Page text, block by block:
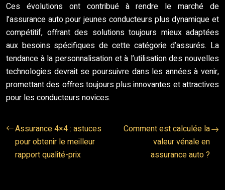
Ces évolutions ont contribué à rendre le marché de
l’assurance auto pour jeunes conducteurs plus dynamique et
compétitif, offrant des solutions toujours mieux adaptées
aux besoins spécifiques de cette catégorie d’assurés. La
tendance à la personnalisation et à l’utilisation des nouvelles
technologies devrait se poursuivre dans les années à venir,
promettant des offres toujours plus innovantes et attractives
pour les conducteurs novices.
Assurance 4×4 : astuces
pour obtenir le meilleur
rapport qualité-prix
Comment est calculée la
valeur vénale en
assurance auto ?